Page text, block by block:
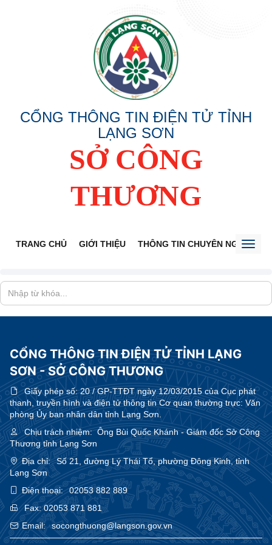
CỔNG THÔNG TIN ĐIỆN TỬ TỈNH
LẠNG SƠN
SỞ CÔNG
THƯƠNG
TRANG CHỦ GIỚI THIỆU THÔNG TIN CHUYÊN NGÀNH
CỔNG THÔNG TIN ĐIỆN TỬ TỈNH LẠNG
SƠN - SỞ CÔNG THƯƠNG
Giấy phép số:20 / GP-TTĐT ngày 12/03/2015 của Cục phát
thanh, truyền hình và điện tử thông tin Cơ quan thường trực: Văn
phòng Ủy ban nhân dân tỉnh Lạng Sơn.
Chịu trách nhiệm:Ông Bùi Quốc Khánh - Giám đốc Sở Công
Thương tỉnh Lạng Sơn
Địa chỉ:
Số 21, đường Lý Thái Tổ, phường Đông Kinh, tỉnh
Lạng Sơn
Điện thoại:
02053 882 889
Fax:02053 871 881
Email:
socongthuong@langson.gov.vn